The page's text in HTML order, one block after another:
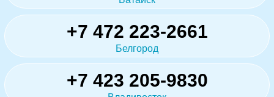
+7 472 223-2661
Белгород
+7 423 205-9830